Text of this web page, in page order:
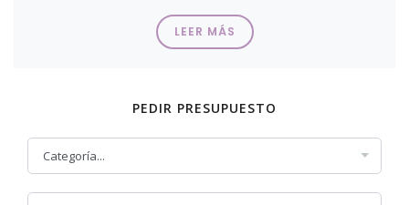
Ballets, Presentaciones, Actos Inagurales, Galas y un largo
etc. de propuestas que tenemos para ti.
Inauguraciones de muchos Actos Beneficos,
colaboraciones en el mundo de la Cultura y el Arte.
Siempre buscamos lo mejor para la Fiesta.
LEER MÁS
PEDIR PRESUPUESTO